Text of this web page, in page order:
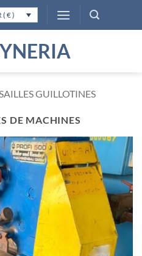
( € )
GUILLOTINES
DE MACHINES